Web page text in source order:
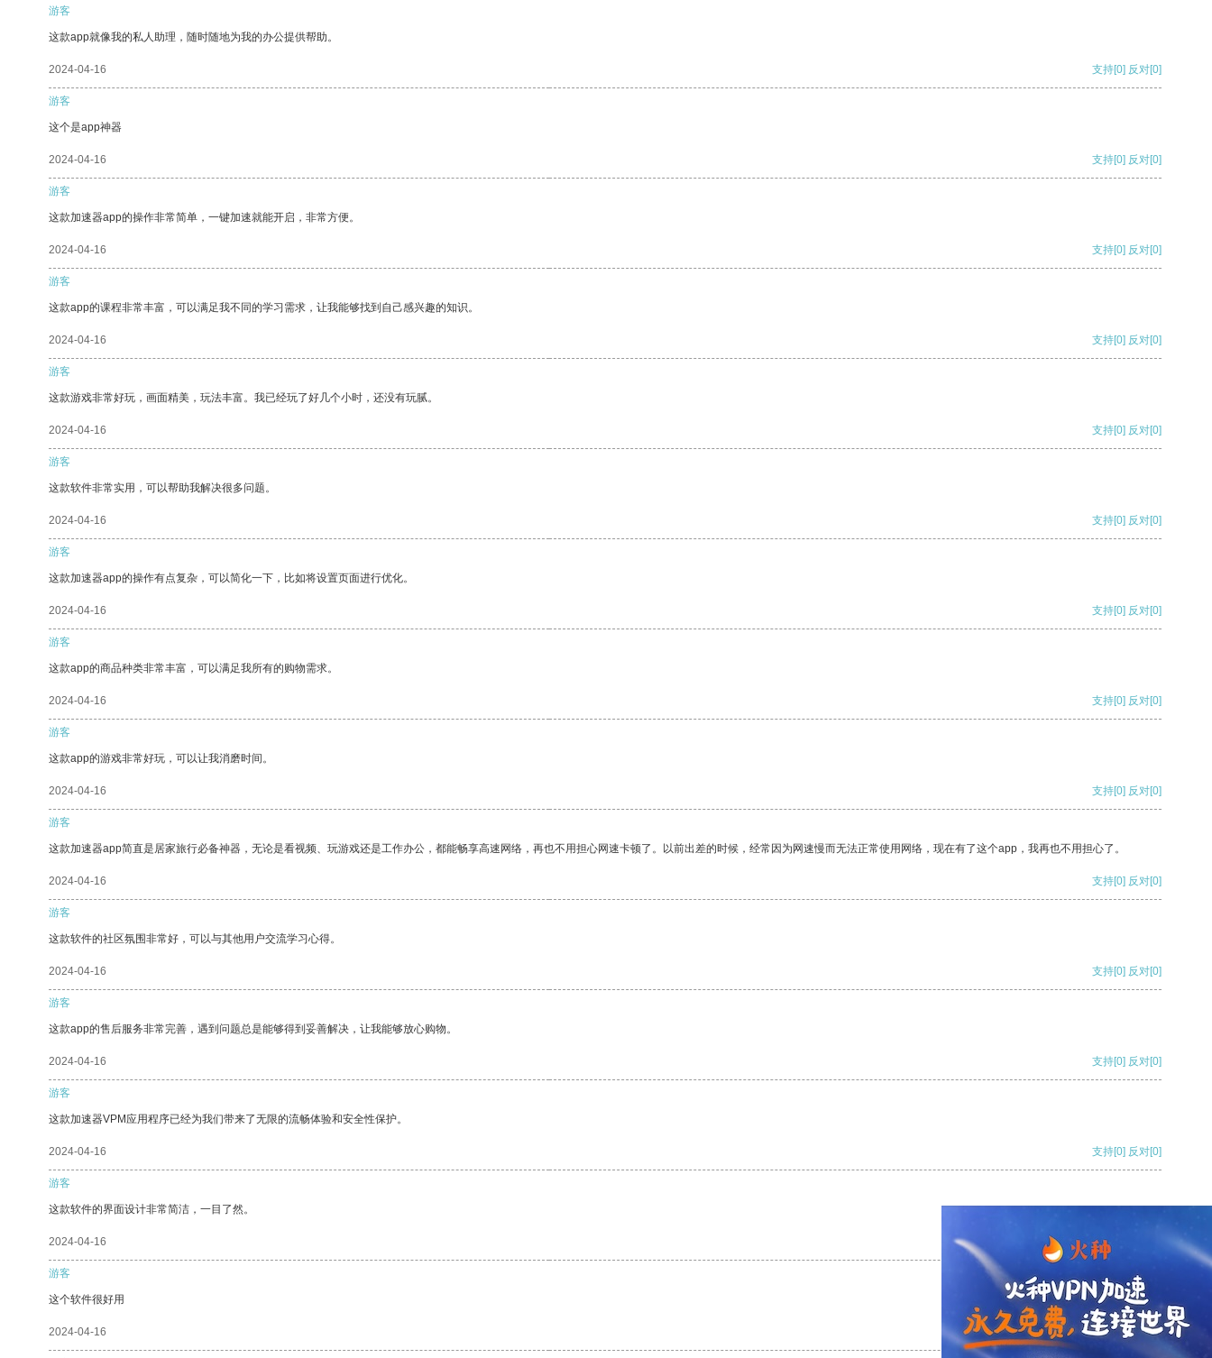
游客
这款app就像我的私人助理，随时随地为我的办公提供帮助。
2024-04-16 支持[0] 反对[0]
游客
这个是app神器
2024-04-16 支持[0] 反对[0]
游客
这款加速器app的操作非常简单，一键加速就能开启，非常方便。
2024-04-16 支持[0] 反对[0]
游客
这款app的课程非常丰富，可以满足我不同的学习需求，让我能够找到自己感兴趣的知识。
2024-04-16 支持[0] 反对[0]
游客
这款游戏非常好玩，画面精美，玩法丰富。我已经玩了好几个小时，还没有玩腻。
2024-04-16 支持[0] 反对[0]
游客
这款软件非常实用，可以帮助我解决很多问题。
2024-04-16 支持[0] 反对[0]
游客
这款加速器app的操作有点复杂，可以简化一下，比如将设置页面进行优化。
2024-04-16 支持[0] 反对[0]
游客
这款app的商品种类非常丰富，可以满足我所有的购物需求。
2024-04-16 支持[0] 反对[0]
游客
这款app的游戏非常好玩，可以让我消磨时间。
2024-04-16 支持[0] 反对[0]
游客
这款加速器app简直是居家旅行必备神器，无论是看视频、玩游戏还是工作办公，都能畅享高速网络，再也不用担心网速卡顿了。以前出差的时候，经常因为网速慢而无法正常使用网络，现在有了这个app，我再也不用担心了。
2024-04-16 支持[0] 反对[0]
游客
这款软件的社区氛围非常好，可以与其他用户交流学习心得。
2024-04-16 支持[0] 反对[0]
游客
这款app的售后服务非常完善，遇到问题总是能够得到妥善解决，让我能够放心购物。
2024-04-16 支持[0] 反对[0]
游客
这款加速器VPM应用程序已经为我们带来了无限的流畅体验和安全性保护。
2024-04-16 支持[0] 反对[0]
游客
这款软件的界面设计非常简洁，一目了然。
2024-04-16 支持
游客
这个软件很好用
2024-04-16 支持[0] 反对[0]